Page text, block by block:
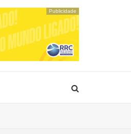
Publicidade